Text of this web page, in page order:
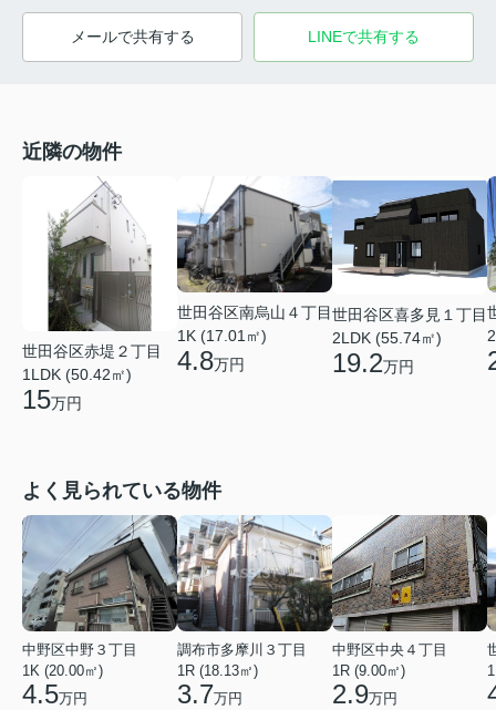
メールで共有する LINEで共有する
近隣の物件
世田谷区赤堤２丁目
1LDK (50.42㎡)
15万円
世田谷区南烏山４丁目
1K (17.01㎡)
4.8万円
世田谷区喜多見１丁目
2LDK (55.74㎡)
19.2万円
よく見られている物件
中野区中野３丁目
1K (20.00㎡)
4.5万円
調布市多摩川３丁目
1R (18.13㎡)
3.7万円
中野区中央４丁目
1R (9.00㎡)
2.9万円